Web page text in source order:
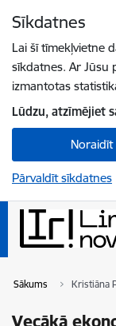
Sīkdatnes
Lai šī tīmekļvietne
sīkdatnes. Ar Jūsu
izmantotas
Lūdzu, atzīmējiet
Noraidīt
Pārvaldīt sīkdatnes
Sākums Kristiāna
Vecākā